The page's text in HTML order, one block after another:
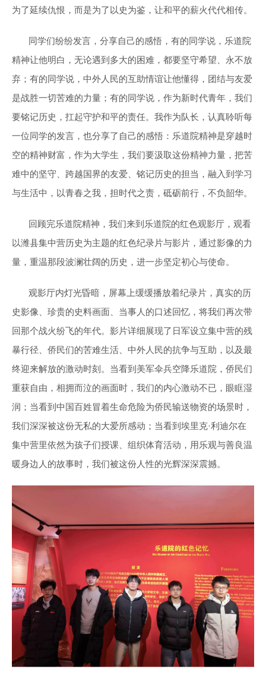
为了延续仇恨，而是为了以史为鉴，让和平的薪火代代相传。
同学们纷纷发言，分享自己的感悟，有的同学说，乐道院
精神让他明白，无论遇到多大的困难，都要坚守希望、永不放
弃；有的同学说，中外人民的互助情谊让他懂得，团结与友爱
是战胜一切苦难的力量；有的同学说，作为新时代青年，我们
要铭记历史，扛起守护和平的责任。我作为队长，认真聆听每
一位同学的发言，也分享了自己的感悟：乐道院精神是穿越时
空的精神财富，作为大学生，我们要汲取这份精神力量，把苦
难中的坚守、跨越国界的友爱、铭记历史的担当，融入到学习
与生活中，以青春之我，担时代之责，砥砺前行，不负韶华。
回顾完乐道院精神，我们来到乐道院的红色观影厅，观看
以潍县集中营历史为主题的红色纪录片与影片，通过影像的力
量，重温那段波澜壮阔的历史，进一步坚定初心与使命。
观影厅内灯光昏暗，屏幕上缓缓播放着纪录片，真实的历
史影像、珍贵的史料画面、当事人的口述回忆，将我们再次带
回那个战火纷飞的年代。影片详细展现了日军设立集中营的残
暴行径、侨民们的苦难生活、中外人民的抗争与互助，以及最
终迎来解放的激动时刻。当看到美军伞兵空降乐道院，侨民们
重获自由，相拥而泣的画面时，我们的内心激动不已，眼眶湿
润；当看到中国百姓冒着生命危险为侨民输送物资的场景时，
我们深深被这份无私的大爱所感动；当看到埃里克·利迪尔在
集中营里依然为孩子们授课、组织体育活动，用乐观与善良温
暖身边人的故事时，我们被这份人性的光辉深深震撼。